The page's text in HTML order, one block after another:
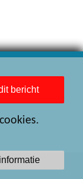
bericht